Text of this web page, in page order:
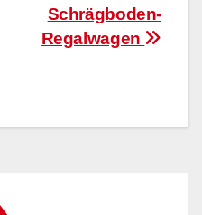
Schrägboden-
Regalwagen